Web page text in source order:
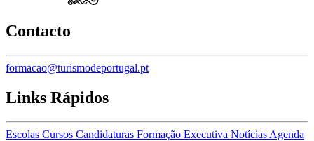
Contacto
formacao@turismodeportugal.pt
Links Rápidos
Escolas Cursos Candidaturas Formação Executiva Notícias Agenda